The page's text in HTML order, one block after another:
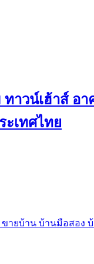
าวน์เฮ้าส์ อ
ะเทศไทย
ยบ้าน บ้านมือสอง